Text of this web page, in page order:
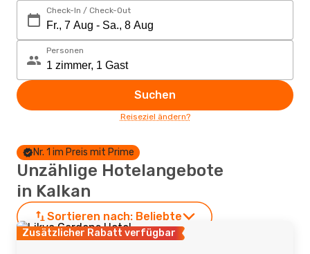
Check-In / Check-Out
Personen
Suchen
Reiseziel ändern?
Nr. 1 im Preis mit Prime
Unzählige Hotelangebote
in Kalkan
Sortieren nach: Beliebte
Zusätzlicher Rabatt verfügbar